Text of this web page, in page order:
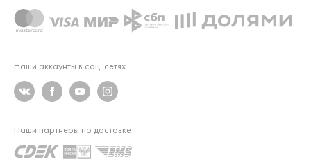
Наши аккаунты в соц. сетях
Наши партнеры по доставке